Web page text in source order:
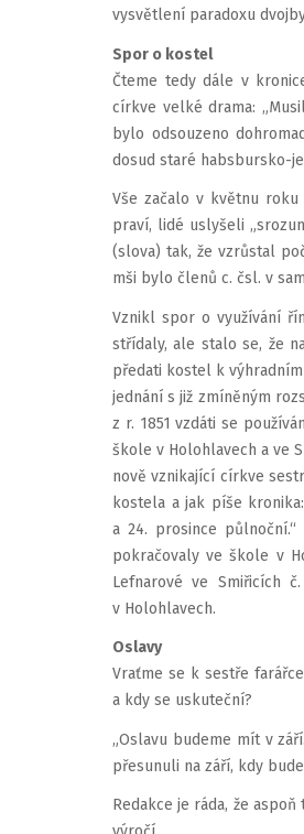
vysvětlení paradoxu
Spor o kostel
Čteme tedy dále v
církve velké drama:
bylo odsouzeno
dosud staré habsbursko-
Vše začalo v květnu
praví, lidé uslyšeli
(slova) tak, že vzrůstal
mši bylo členů c. čsl. v
Vznikl spor o využívání
střídaly, ale stalo se, že
předati kostel k
jednání s již zmíněným
z r. 1851 vzdáti se
škole v Holohlavech a ve
nově vznikající církve
kostela a jak píše
a 24. prosince
pokračovaly ve škole v
Lefnarové ve Smiřicích
v Holohlavech.
Oslavy
Vraťme se k sestře
a kdy se uskuteční?
„Oslavu budeme mít v
přesunuli na září, kdy
Redakce je ráda, že